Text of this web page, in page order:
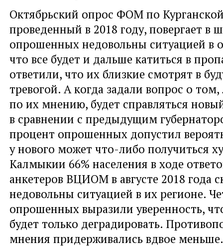
Октябрьский опрос ФОМ по
проведенный в 2018 году, повергает в
опрошенных недовольны ситуацией в
что все будет и дальше катиться в
ответили, что их близкие смотрят в
тревогой. А когда задали вопрос о
по их мнению, будет справляться
в сравнении с предыдущим
процент опрошенных допустил
у нового может что-либо получиться
Калмыкии 66% населения в ходе
анкетеров ВЦИОМ в августе 2018 года
недовольны ситуацией в их регионе.
опрошенных выразили уверенность,
будет только деградировать.
мнения придерживались вдвое меньше.